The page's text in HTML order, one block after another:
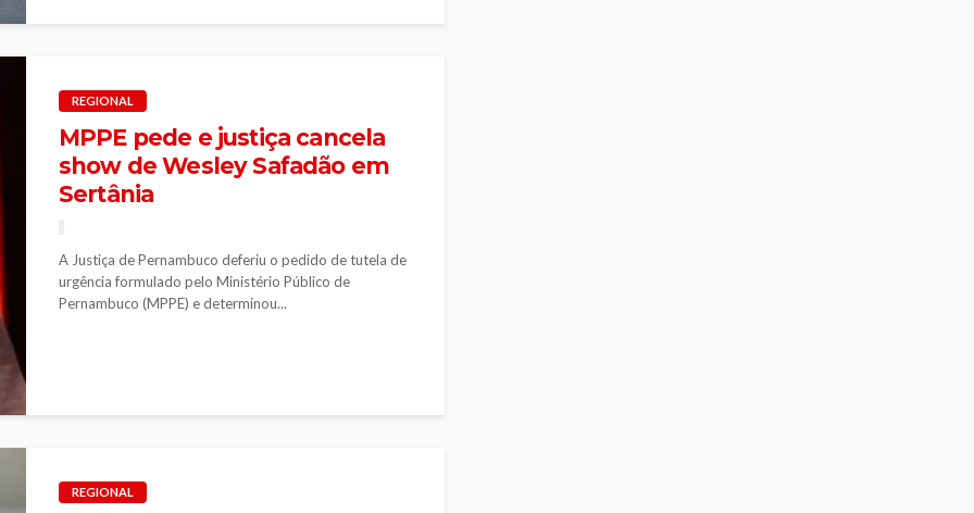
REGIONAL
MPPE pede e justiça cancela
show de Wesley Safadão em
Sertânia
A Justiça de Pernambuco deferiu o pedido de tutela de
urgência formulado pelo Ministério Público de
Pernambuco (MPPE) e determinou...
REGIONAL